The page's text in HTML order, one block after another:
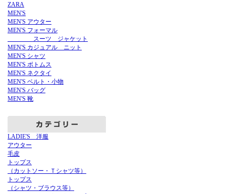
ZARA
MEN'S
MEN'S アウター
MEN'S フォーマル
スーツ ジャケット
MEN'S カジュアル ニット
MEN'S シャツ
MEN'S ボトムス
MEN'S ネクタイ
MEN'S ベルト・小物
MEN'S バッグ
MEN'S 靴
LADIE'S 洋服
アウター
毛皮
トップス
（カットソー・Ｔシャツ等）
トップス
（シャツ・ブラウス等）